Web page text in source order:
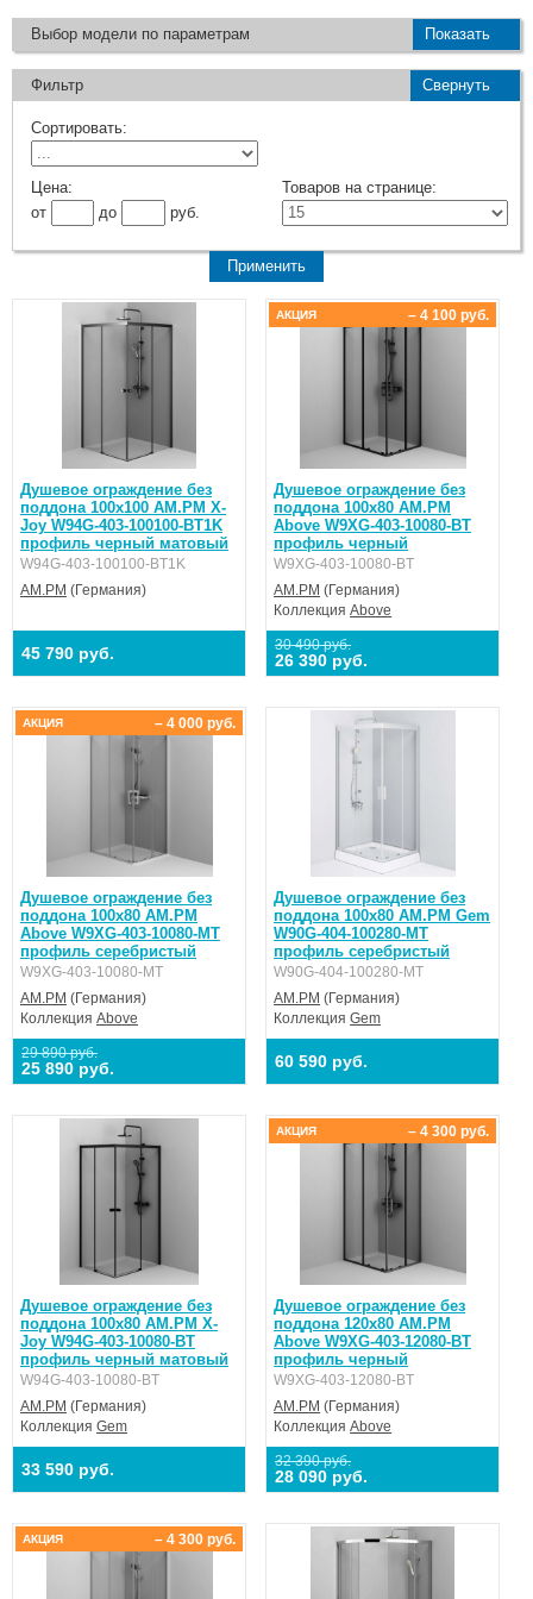
Выбор модели по параметрам Показать
Фильтр Свернуть
Сортировать:
Цена:
от
до руб.
Товаров на странице:
Душевое ограждение без
поддона 100x100 AM.PM X-
Joy W94G-403-100100-BT1K
профиль черный матовый
W94G-403-100100-BT1K
AM.PM (Германия)
45 790 руб.
Душевое ограждение без
поддона 100x80 AM.PM
Above W9XG-403-10080-BT
профиль черный
W9XG-403-10080-BT
AM.PM (Германия)
КоллекцияAbove
30 490 руб.
26 390 руб.
– 4 100 руб.
АКЦИЯ
Душевое ограждение без
поддона 100x80 AM.PM
Above W9XG-403-10080-MT
профиль серебристый
W9XG-403-10080-MT
AM.PM (Германия)
Коллекция Above
29 890 руб.
25 890 руб.
– 4 000 руб.
АКЦИЯ
Душевое ограждение без
поддона 100x80 AM.PM Gem
W90G-404-100280-MT
профиль серебристый
W90G-404-100280-MT
AM.PM (Германия)
КоллекцияGem
60 590 руб.
Душевое ограждение без
поддона 100x80 AM.PM X-
Joy W94G-403-10080-BТ
профиль черный матовый
W94G-403-10080-BТ
AM.PM (Германия)
Коллекция Gem
33 590 руб.
Душевое ограждение без
поддона 120x80 AM.PM
Above W9XG-403-12080-BT
профиль черный
W9XG-403-12080-BT
AM.PM (Германия)
КоллекцияAbove
32 390 руб.
28 090 руб.
– 4 300 руб.
АКЦИЯ
– 4 300 руб.
АКЦИЯ